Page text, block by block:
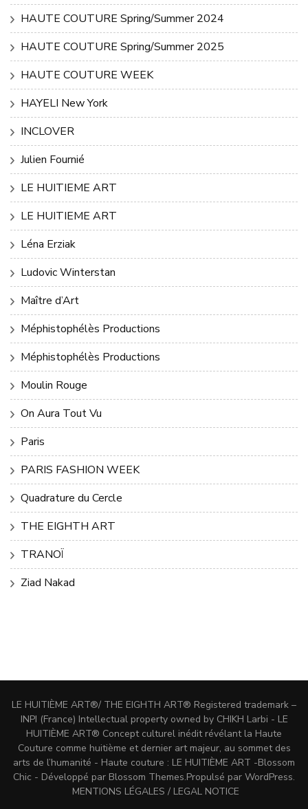
HAUTE COUTURE Spring/Summer 2024
HAUTE COUTURE Spring/Summer 2025
HAUTE COUTURE WEEK
HAYELI New York
INCLOVER
Julien Fournié
LE HUITIEME ART
LE HUITIEME ART
Léna Erziak
Ludovic Winterstan
Maître d’Art
Méphistophélès Productions
Méphistophélès Productions
Moulin Rouge
On Aura Tout Vu
Paris
PARIS FASHION WEEK
Quadrature du Cercle
THE EIGHTH ART
TRANOÏ
Ziad Nakad
LE HUITIÈME ART®/ THE EIGHTH ART® Registered trademark –
INPI (France) Intellectual property owned by CHIKH Larbi - LE
HUITIÈME ART® Concept culturel inédit révélant la Haute
Couture comme huitième et dernier art majeur, au sommet des
arts de l’humanité - Haute couture : LE HUITIÈME ART -Blossom
Chic - Développé par Blossom Themes.Propulsé par WordPress.
MENTIONS LÉGALES / LEGAL NOTICE